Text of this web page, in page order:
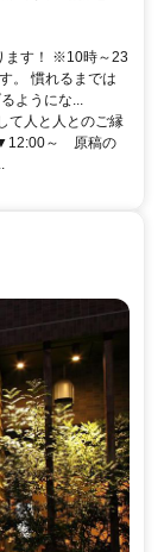
ます！ ※10時～23
。 慣れるまでは
ようにな...
て人と人とのご縁
▼12:00～ 原稿の